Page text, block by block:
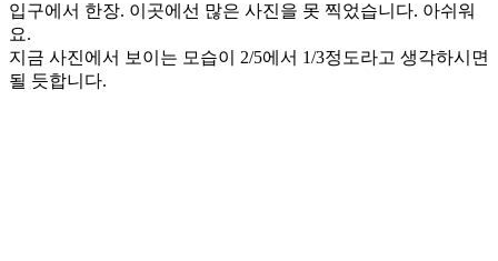
입구에서 한장. 이곳에선 많은 사진을 못 찍었습니다. 아쉬워
요.
지금 사진에서 보이는 모습이 2/5에서 1/3정도라고 생각하시면
될 듯합니다.